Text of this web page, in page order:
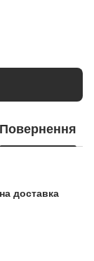
Повернення
доставка